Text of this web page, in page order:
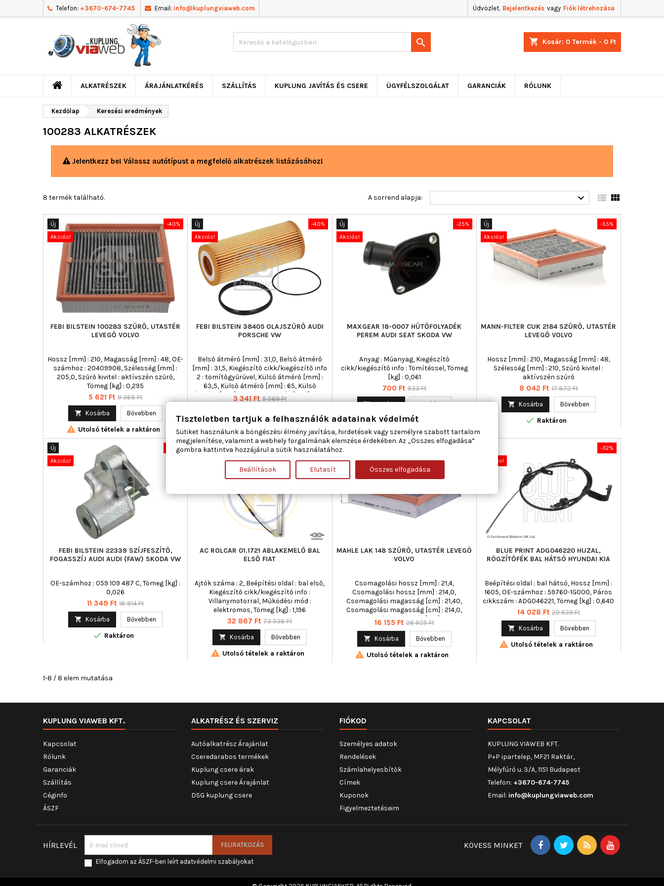
Telefon: +3670-674-7745 Email: info@kuplungviaweb.com Üdvözlet, Bejelentkezés vagy Fiók létrehozása
shopping_cart Kosár: 0 Termék - 0 Ft

ALKATRÉSZEK ÁRAJÁNLATKÉRÉS SZÁLLÍTÁS KUPLUNG JAVÍTÁS ÉS CSERE ÜGYFÉLSZOLGÁLAT GARANCIÁK RÓLUNK
Kezdőlap Keresési eredmények
100283 ALKATRÉSZEK
Jelentkezz be! Válassz autótípust a megfelelő alkatrészek listázásához!
8 termék található. A sorrend alapja:   
-40%
Új
Akciós!
FEBI BILSTEIN 100283 SZŰRŐ, UTASTÉR
LEVEGŐ VOLVO
Hossz [mm] : 210, Magasság [mm] : 48, OE-
számhoz : 20409908, Szélesség [mm] :
205,0, Szűrő kivitel : aktívszén szűrő,
Tömeg [kg] : 0,295
Ár
5 621 Ft Normál
9 368 Ft
 Kosárba Bővebben
 Utolsó tételek a raktáron
-40%
Új
Akciós!
FEBI BILSTEIN 38405 OLAJSZŰRŐ AUDI
PORSCHE VW
Belső átmérő [mm] : 31,0, Belső átmérő
[mm] : 31,5, Kiegészítő cikk/kiegészítő info
2 : tömítőgyűrűvel, Külső átmérő [mm] :
63,5, Külső átmérő [mm] : 65, Külső
átmérő [mm] : 65,0, Magasság [mm] : 155,
OE-számhoz : 06E 115 562 C, Szűrő kivitel :
0,068, tömítőgyűrű belső átmérő : 71,
tömítőgyűrű külső átmérő : 75,
Tömítőgyűrű-átmérő [mm] : 71,
Tömítőgyűrű-átmérő [mm] : 75
Ár
3 341 FtNormál
5 569 Ft
Kosárba Bővebben
Raktáron
-25%
Új
Akciós!
MAXGEAR 18-0007 HŰTŐFOLYADÉK
PEREM AUDI SEAT SKODA VW
Anyag : Műanyag, Kiegészítő
cikk/kiegészítő info : Tömítéssel, Tömeg
[kg] : 0,061
Ár
700 Ft Normál
ár
933 Ft
 Kosárba Bővebben
Raktáron
-55%
Új
Akciós!
MANN-FILTER CUK 2184 SZŰRŐ, UTASTÉR
LEVEGŐ VOLVO
Hossz [mm] : 210, Magasság [mm] : 48,
Szélesség [mm] : 210, Szűrő kivitel :
aktívszén szűrő
Ár
8 042 Ft Normál
17 872 Ft
 Kosárba Bővebben
 Raktáron
-40%
Új
Akciós!
FEBI BILSTEIN 22339 SZÍJFESZÍTŐ,
FOGASSZÍJ AUDI AUDI (FAW) SKODA VW
OE-számhoz : 059 109 487 C, Tömeg [kg] :
0,026
Ár
11 349 Ft Normál
18 914 Ft
 Kosárba Bővebben
 Raktáron
-55%
Új
AC ROLCAR 01.1721 ABLAKEMELŐ BAL
ELSŐ FIAT
Ajtók száma : 2, Beépítési oldal : bal első,
Kiegészítő cikk/kiegészítő info :
Villanymotorral, Működési mód :
elektromos, Tömeg [kg] : 1,196
Ár
32 867 Ft Normál
73 038 Ft
 Kosárba Bővebben
 Utolsó tételek a raktáron
Új
Akciós!
MAHLE LAK 148 SZŰRŐ, UTASTÉR LEVEGŐ
VOLVO
Csomagolási hossz [mm] : 21,4,
Csomagolási hossz [mm] : 214,0,
Csomagolási magasság [cm] : 21,40,
Csomagolási magasság [cm] : 214,0,
Csomagolási szélesség [cm] : 5,30,
Csomagolási szélesség [cm] : 53,0, Hossz
[mm] : 210, Magasság [mm] : 48,
Magasság [mm] : 48,0, Nettó tömeg [g] :
296,0, Szélesség [mm] : 210, Szélesség
Ár
16 155 Ft Normál
26 925 Ft
 Kosárba Bővebben
 Utolsó tételek a raktáron
-32%
Akciós!
BLUE PRINT ADG046220 HUZAL,
RÖGZÍTŐFÉK BAL HÁTSÓ HYUNDAI KIA
Beépítési oldal : bal hátsó, Hossz [mm] :
1605, OE-számhoz : 59760-1G000, Páros
cikkszám : ADG046221, Tömeg [kg] : 0,640
Ár
14 028 Ft Normál
20 629 Ft
 Kosárba Bővebben
 Utolsó tételek a raktáron
1-8 / 8 elem mutatása
KUPLUNG VIAWEB KFT.
Kapcsolat
Rólunk
Garanciák
Szállítás
Céginfo
ÁSZF
ALKATRÉSZ ÉS SZERVIZ
Autóalkatrész Árajánlat
Cseredarabos termékek
Kuplung csere árak
Kuplung csere Árajánlat
DSG kuplung csere
FIÓKOD
Személyes adatok
Rendelések
Számlahelyesbítők
Címek
Kuponok
Figyelmeztetéseim
KAPCSOLAT
KUPLUNG VIAWEB KFT.
P+P ipartelep, MF21 Raktár,
Mélyfúró u. 3/A, 1151 Budapest
Telefon: +3670-674-7745
Email: info@kuplungviaweb.com
HÍRLEVÉL
Elfogadom az ÁSZF-ben leírt adatvédelmi szabályokat
KÖVESS MINKET
Tiszteletben tartjuk a felhasználók adatainak védelmét
Sütiket használunk a böngészési élmény javítása, hirdetések vagy személyre szabott tartalom
megjelenítése, valamint a webhely forgalmának elemzése érdekében. Az „Összes elfogadása”
gombra kattintva hozzájárul a sütik használatához.
Beállítások Elutasít Összes elfogadása